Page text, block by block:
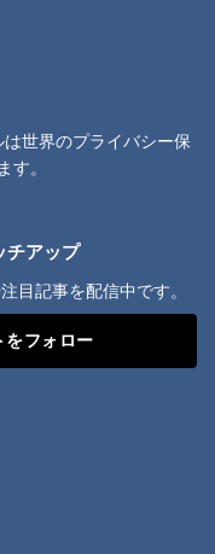
世界のプライバシー保
。
アップ
目記事を配信中です。
フォロー